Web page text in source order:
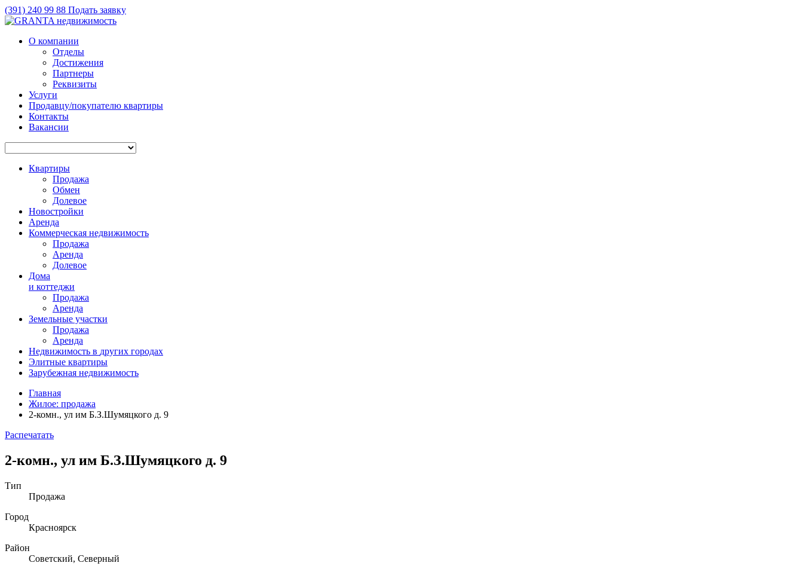
(391) 240 99 88 Подать заявку
О компании
Отделы
Достижения
Партнеры
Реквизиты
Услуги
Продавцу/покупателю квартиры
Контакты
Вакансии
Квартиры
Продажа
Обмен
Долевое
Новостройки
Аренда
Коммерческая недвижимость
Продажа
Аренда
Долевое
Дома
и коттеджи
Продажа
Аренда
Земельные участки
Продажа
Аренда
Недвижимость в других городах
Элитные квартиры
Зарубежная недвижимость
Главная
Жилое: продажа
2-комн., ул им Б.З.Шумяцкого д. 9
Распечатать
2-комн., ул им Б.З.Шумяцкого д. 9
Тип
Продажа
Город
Красноярск
Район
Советский, Северный